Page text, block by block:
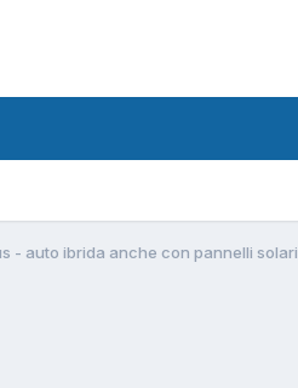
- auto ibrida anche con pannelli solari